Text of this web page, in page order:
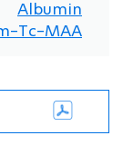
Albumin
Tc-MAA